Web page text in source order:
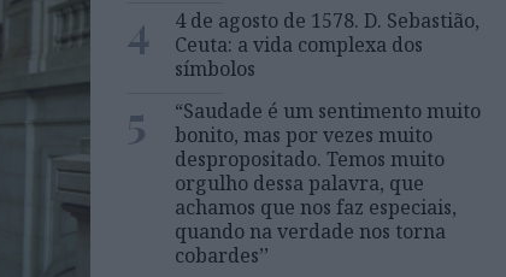
4
4 de agosto de 1578. D. Sebastião,
Ceuta: a vida complexa dos
símbolos
5
“Saudade é um sentimento muito
bonito, mas por vezes muito
despropositado. Temos muito
orgulho dessa palavra, que
achamos que nos faz especiais,
quando na verdade nos torna
cobardes’’